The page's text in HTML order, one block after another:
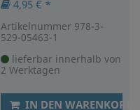
4,95 € *
Artikelnummer 978-3-
529-05463-1
lieferbar innerhalb von
2 Werktagen
IN DEN WARENKORB